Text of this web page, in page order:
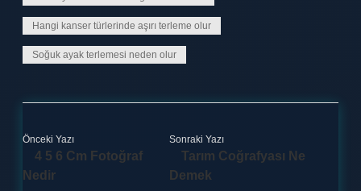
Hangi kanser türlerinde aşırı terleme olur
Soğuk ayak terlemesi neden olur
Önceki Yazı
4 5 6 Cm Fotoğraf
Nedir
Sonraki Yazı
Tarım Coğrafyası Ne
Demek